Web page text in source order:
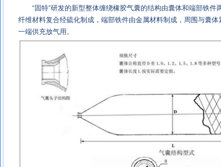
“固特”研发的新型整体缠绕橡胶气囊的结构由囊体和端部铁件
纤维材料复合经硫化制成，端部铁件由金属材料制成，周围与囊
一端供充放气用。